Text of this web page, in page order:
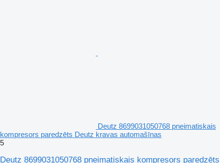
Deutz 8699031050768 pneimatiskais
kompresors paredzēts Deutz kravas automašīnas
5
Deutz 8699031050768 pneimatiskais kompresors paredzēts